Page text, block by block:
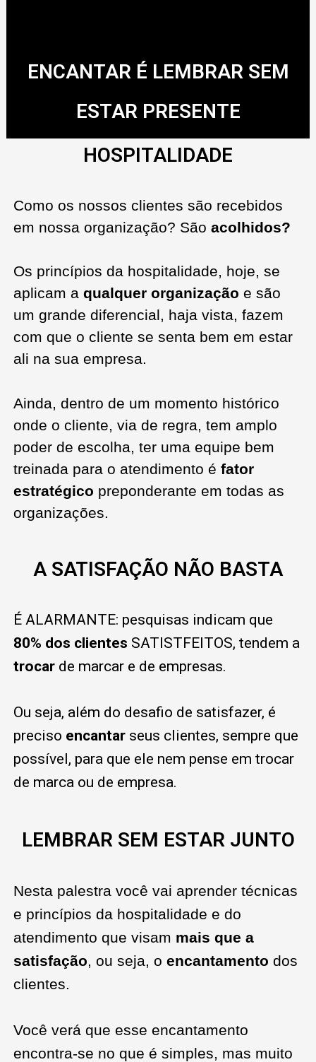
ENCANTAR É LEMBRAR SEM
ESTAR PRESENTE
HOSPITALIDADE
Como os nossos clientes são recebidos
em nossa organização? São acolhidos?
Os princípios da hospitalidade, hoje, se
aplicam a qualquer organização e são
um grande diferencial, haja vista, fazem
com que o cliente se senta bem em estar
ali na sua empresa.
Ainda, dentro de um momento histórico
onde o cliente, via de regra, tem amplo
poder de escolha, ter uma equipe bem
treinada para o atendimento é fator
estratégico preponderante em todas as
organizações.
A SATISFAÇÃO NÃO BASTA
É ALARMANTE: pesquisas indicam que
80% dos clientes SATISTFEITOS, tendem a
trocar de marcar e de empresas.
Ou seja, além do desafio de satisfazer, é
preciso encantar seus clientes, sempre que
possível, para que ele nem pense em trocar
de marca ou de empresa.
LEMBRAR SEM ESTAR JUNTO
Nesta palestra você vai aprender técnicas
e princípios da hospitalidade e do
atendimento que visam mais que a
satisfação, ou seja, o encantamento dos
clientes.
Você verá que esse encantamento
encontra-se no que é simples, mas muito